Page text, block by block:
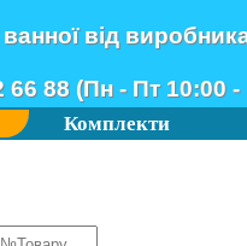
від
88 (Пн - Пт 10:00 -
Комплекти